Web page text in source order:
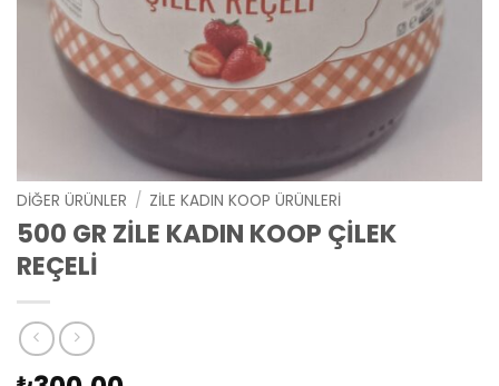
DIĞER ÜRÜNLER / ZİLE KADIN KOOP ÜRÜNLERİ
500 GR ZİLE KADIN KOOP ÇİLEK
REÇELİ